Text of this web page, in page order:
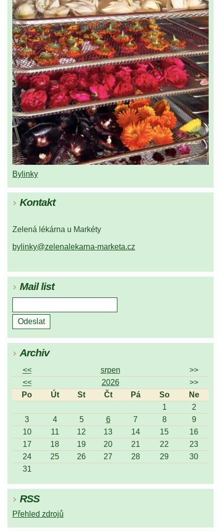
Bylinky
Kontakt
Zelená lékárna u Markéty
bylinky@zelenalekarna-marketa.cz
Mail list
Archiv
<< srpen
>>
<<
2026
>>
Po
Út St Čt Pá So
Ne
1
2
3
4 5 6 7 8
9
10
11 12 13 14 15
16
17
18 19 20 21 22
23
24
25 26 27 28 29
30
31
RSS
Přehled zdrojů